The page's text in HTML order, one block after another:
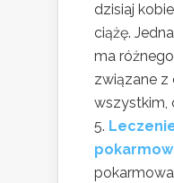
dzisiaj
ciążę.
ma
związane z
wszystkim,